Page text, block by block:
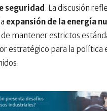
seguridad . La discusión
expansión de la energía
mantener estrictos
estratégico para la política